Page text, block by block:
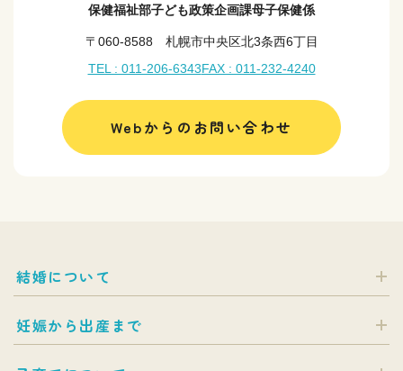
保健福祉部子ども政策企画課母子保健係
〒060-8588 札幌市中央区北3条西6丁目
TEL : 011-206-6343FAX : 011-232-4240
Webからのお問い合わせ
結婚について
妊娠から出産まで